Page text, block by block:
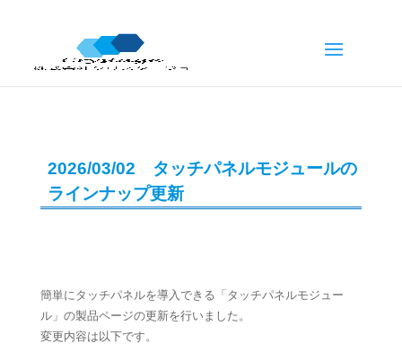
2026/03/02 タッチパネルモジュールの
ラインナップ更新
簡単にタッチパネルを導入できる「タッチパネルモジュー
ル」の製品ページの更新を行いました。
変更内容は以下です。